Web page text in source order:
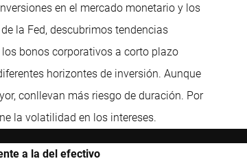
en el mercado monetario y los
la Fed, descubrimos tendencias
bonos corporativos a corto plazo
horizontes de inversión. Aunque
conllevan más riesgo de duración. Por
la volatilidad en los intereses.
a la del efectivo